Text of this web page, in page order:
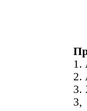
1.
2.
3.
3,